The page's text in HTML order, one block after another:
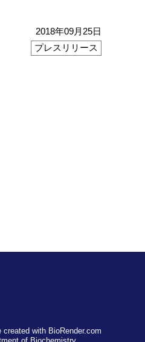
2018年09月25日
プレスリリース
created with BioRender.com